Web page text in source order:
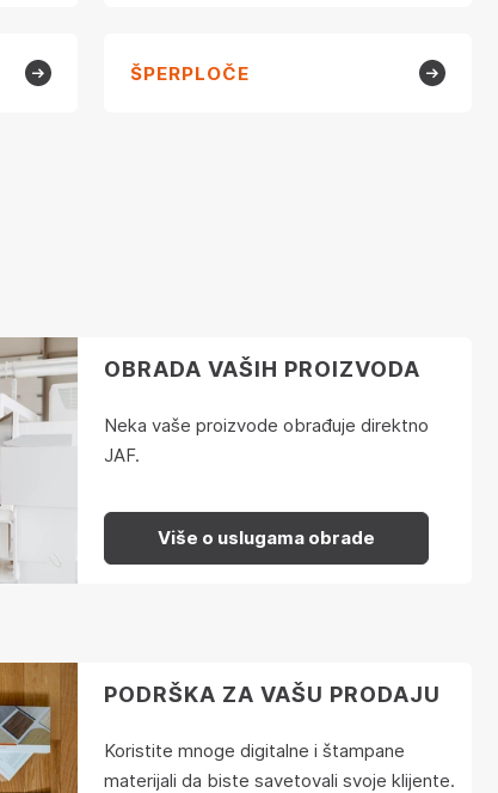
ŠPERPLOČE
OBRADA VAŠIH PROIZVODA
Neka vaše proizvode obrađuje direktno
JAF.
Više o uslugama obrade
PODRŠKA ZA VAŠU PRODAJU
Koristite mnoge digitalne i štampane
materijali da biste savetovali svoje klijente.